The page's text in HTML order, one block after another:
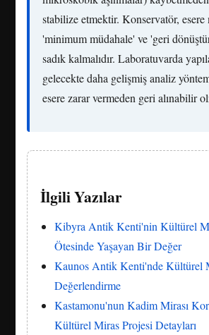
stabilize etmektir. Konservatör, esere
'minimum müdahale' ve 'geri
sadık kalmalıdır. Laboratuvarda
gelecekte daha gelişmiş analiz
esere zarar vermeden geri alınabilir
İlgili Yazılar
Kibyra Antik Kenti'nin Kültürel
Ötesinde Yaşayan Bir Değer
Kaunos Antik Kenti'nde Kültürel
Değerlendirme
Kastamonu'nun Kadim Mirası
Kültürel Miras Projesi Detayları